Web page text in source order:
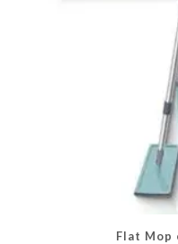
Flat Mop